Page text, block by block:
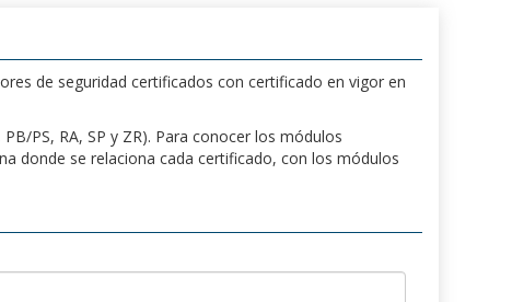
de seguridad certificados con certificado en vigor en
PS, RA, SP y ZR). Para conocer los módulos
donde se relaciona cada certificado, con los módulos